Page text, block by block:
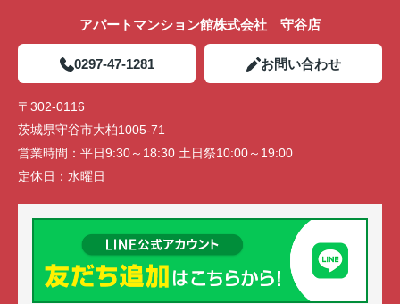
アパートマンション館株式会社 守谷店
0297-47-1281 お問い合わせ
〒302-0116
茨城県守谷市大柏1005-71
営業時間： 平日9:30～18:30 土日祭10:00～19:00
定休日： 水曜日